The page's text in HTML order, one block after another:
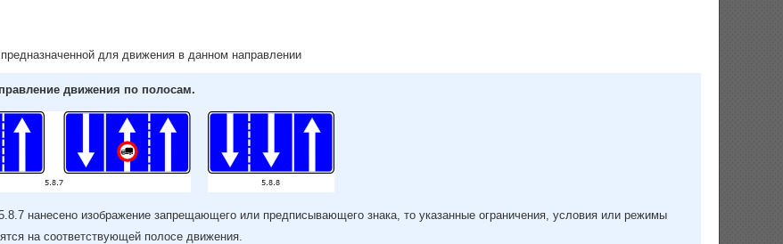
для движения в данном направлении
движения по полосам.
нанесено изображение запрещающего или предписывающего знака, то указанные ограничения, условия или режимы
на соответствующей полосе движения.